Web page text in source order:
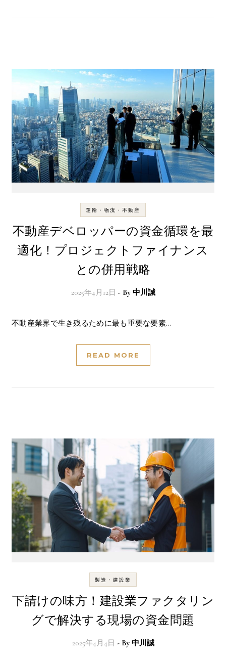
運輸・物流・不動産
不動産デベロッパーの資金循環を最
適化！プロジェクトファイナンス
との併用戦略
2025年4月12日 - By 中川誠
不動産業界で生き残るために最も重要な要素…
READ MORE
製造・建設業
下請けの味方！建設業ファクタリン
グで解決する現場の資金問題
2025年4月4日 - By 中川誠